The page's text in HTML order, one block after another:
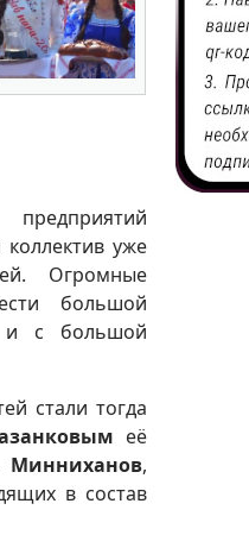
уже
Огромные
большой
и с большой
стали тогда
её
Минниханов,
в состав